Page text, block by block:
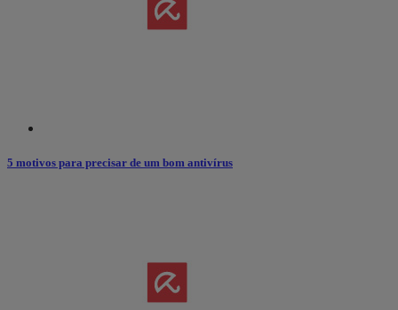
5 motivos para precisar de um bom antivírus